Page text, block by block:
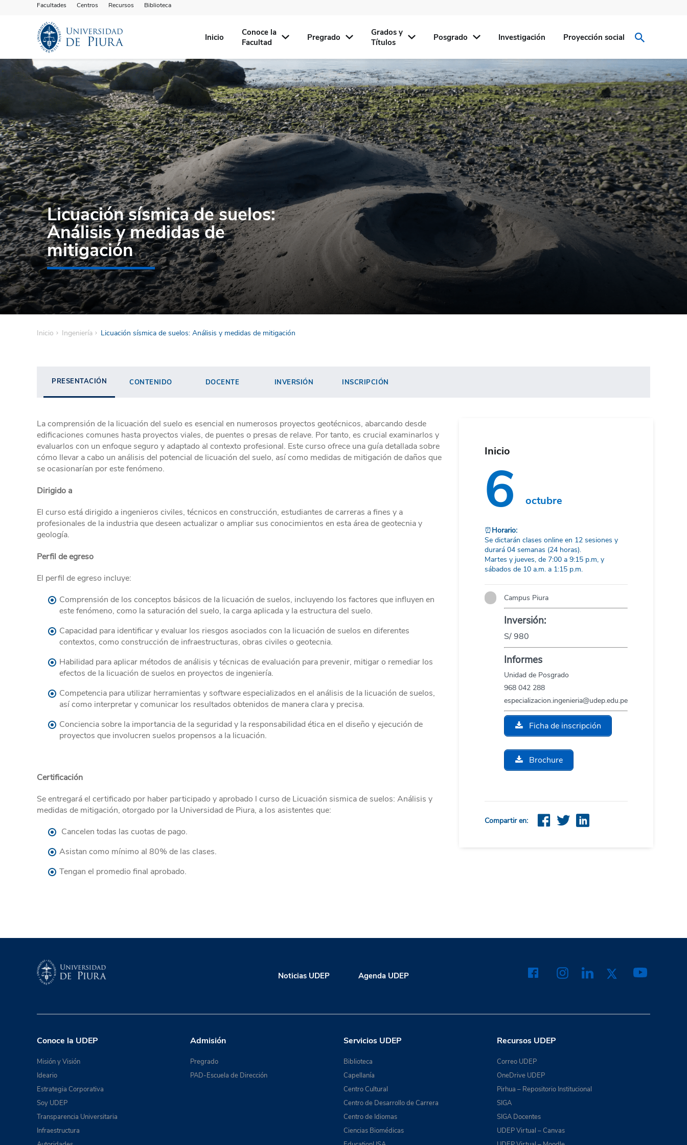
Facultades Centros Recursos Biblioteca
Inicio
Conoce la
Facultad
Pregrado
Grados y
Títulos
Posgrado Investigación Proyección social
Licuación sísmica de suelos:
Análisis y medidas de
mitigación
Inicio Ingeniería Licuación sísmica de suelos: Análisis y medidas de mitigación
PRESENTACIÓN CONTENIDO DOCENTE INVERSIÓN INSCRIPCIÓN
La comprensión de la licuación del suelo es esencial en numerosos proyectos geotécnicos, abarcando desde
edificaciones comunes hasta proyectos viales, de puentes o presas de relave. Por tanto, es crucial examinarlos y
evaluarlos con un enfoque seguro y adaptado al contexto profesional. Este curso ofrece una guía detallada sobre
cómo llevar a cabo un análisis del potencial de licuación del suelo, así como medidas de mitigación de daños que
se ocasionarían por este fenómeno.
Dirigido a
El curso está dirigido a ingenieros civiles, técnicos en construcción, estudiantes de carreras a fines y a
profesionales de la industria que deseen actualizar o ampliar sus conocimientos en esta área de geotecnia y
geología.
Perfil de egreso
El perfil de egreso incluye:
Comprensión de los conceptos básicos de la licuación de suelos, incluyendo los factores que influyen en
este fenómeno, como la saturación del suelo, la carga aplicada y la estructura del suelo.
Capacidad para identificar y evaluar los riesgos asociados con la licuación de suelos en diferentes
contextos, como construcción de infraestructuras, obras civiles o geotecnia.
Habilidad para aplicar métodos de análisis y técnicas de evaluación para prevenir, mitigar o remediar los
efectos de la licuación de suelos en proyectos de ingeniería.
Competencia para utilizar herramientas y software especializados en el análisis de la licuación de suelos,
así como interpretar y comunicar los resultados obtenidos de manera clara y precisa.
Conciencia sobre la importancia de la seguridad y la responsabilidad ética en el diseño y ejecución de
proyectos que involucren suelos propensos a la licuación.
Certificación
Se entregará el certificado por haber participado y aprobado l curso de Licuación sismica de suelos: Análisis y
medidas de mitigación, otorgado por la Universidad de Piura, a los asistentes que:
Cancelen todas las cuotas de pago.
Asistan como mínimo al 80% de las clases.
Tengan el promedio final aprobado.
Inicio
6 octubre
⏰Horario:
Se dictarán clases online en 12 sesiones y
durará 04 semanas (24 horas).
Martes y jueves, de 7:00 a 9:15 p.m, y
sábados de 10 a.m. a 1:15 p.m.
Campus Piura
Inversión:
S/ 980
Informes
Unidad de Posgrado
968 042 288
especializacion.ingenieria@udep.edu.pe
Ficha de inscripción
Brochure
Compartir en:
Noticias UDEP Agenda UDEP
Conoce la UDEP
Misión y Visión
Ideario
Estrategia Corporativa
Soy UDEP
Transparencia Universitaria
Infraestructura
Admisión
Pregrado
PAD-Escuela de Dirección
Servicios UDEP
Biblioteca
Capellanía
Centro Cultural
Centro de Desarrollo de Carrera
Centro de Idiomas
Ciencias Biomédicas
Recursos UDEP
Correo UDEP
OneDrive UDEP
Pirhua – Repositorio Institucional
SIGA
SIGA Docentes
UDEP Virtual – Canvas